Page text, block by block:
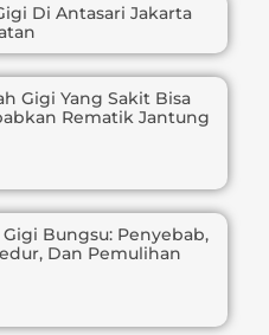
Di Antasari Jakarta
Gigi Yang Sakit Bisa
Rematik Jantung
Gigi Bungsu: Penyebab,
Dan Pemulihan